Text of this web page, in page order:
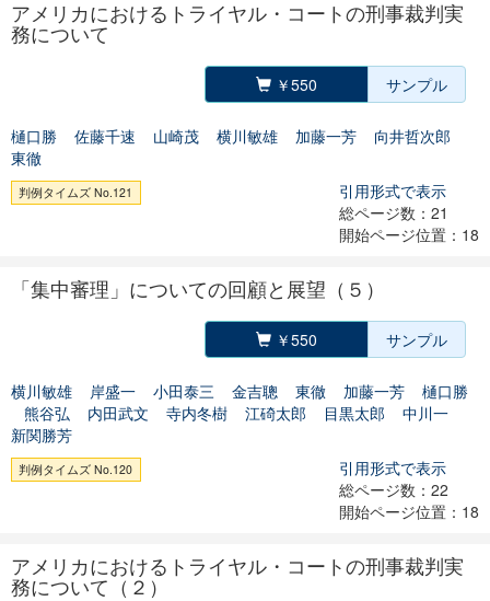
アメリカにおけるトライヤル・コートの刑事裁判実
務について
￥550 サンプル
樋口勝 佐藤千速 山崎茂 横川敏雄 加藤一芳
向井哲次郎
東徹
判例タイムズ No.121
引用形式で表示
総ページ数：21
開始ページ位置：18
「集中審理」についての回顧と展望（５）
￥550 サンプル
横川敏雄 岸盛一 小田泰三 金吉聰 東徹 加藤一芳
樋口勝
熊谷弘
内田武文 寺内冬樹 江碕太郎 目黒太郎
中川一
新関勝芳
判例タイムズ No.120
引用形式で表示
総ページ数：22
開始ページ位置：18
アメリカにおけるトライヤル・コートの刑事裁判実
務について（２）